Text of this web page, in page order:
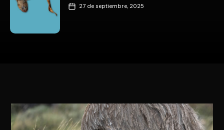
27 de septiembre, 2025